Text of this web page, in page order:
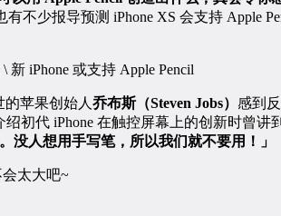
不少报导预测 iPhone XS 会支持 Apple
的苹果创始人 乔布斯（Steven Jobs） 感到
初代 iPhone 在触控屏幕上的创新时曾讲
没人想用手写笔，所以我们就不要用！」
太大吧~